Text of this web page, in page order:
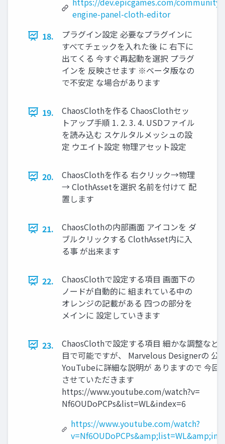
engine-panel-cloth-editor
18.
プラグイン設定 必要なプラグインに
すべてチェックを入れた後 に 右下に
出てくる 今すぐ再起動を選択 プラグ
インを 反映させます ※ベータ版なの
で不安定 な場合があります
19.
ChaosClothを作る ChaosClothセッ
トアップ手順 1. 2. 3. 4. USDファイル
を読み込む スケルタルメッシュの設
定 ウエイト設定 物理アセット設定
20.
ChaosClothを作る 右クリック→物理
→ ClothAssetを選択 名前を付けて 配
置します
21.
ChaosClothの内部画面 アイコンを ダ
ブルクリックする ClothAsset内に入
る事 が出来ます
22.
ChaosClothで設定する項目 画面下の
ノードが自動的に 組まれている中の
オレンジの記載がある 四つの部分を
メインに 設定していきます
23.
ChaosClothで設定する項目 細かな調整など
目で可能ですが、 Marvelous Designerの 公
YouTubeに詳細な説明が ありますので 今回
させていただきます
https://www.youtube.com/watch?v=
Nf6OUDoPCPs&list=WL&index=6
https://www.youtube.com/watch?